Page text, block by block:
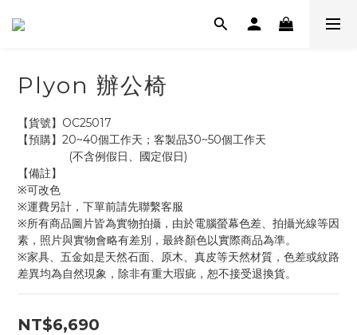
Plyon 辦公椅
【貨號】OC25017
【預購】20~40個工作天；客製品30~50個工作天
                (不含例假日、國定假日)
【備註】
※可改色
※運費另計，下單前請先聯繫客服
※所有商品圖片皆為實物拍攝，由於電腦螢幕色差、拍攝光線等因
素，照片與實物會略有差別，最終顏色以實際商品為準。
※家具、五金如是天然石面、原木、真皮等天然材質，色差或紋路
差異均為自然現象，除非有重大瑕疵，恕不接受退換貨。
NT$6,690